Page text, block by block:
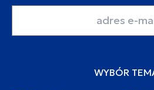
WYBÓR